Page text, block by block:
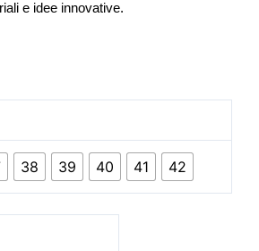
e idee innovative.
38 39 40 41 42